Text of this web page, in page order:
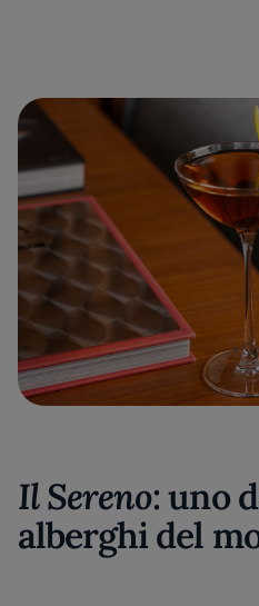
Il Sereno: uno
alberghi del